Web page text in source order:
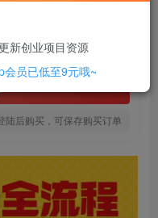
陆后购买，可保存购买订单
新创业项目资源
会员已低至9元哦~